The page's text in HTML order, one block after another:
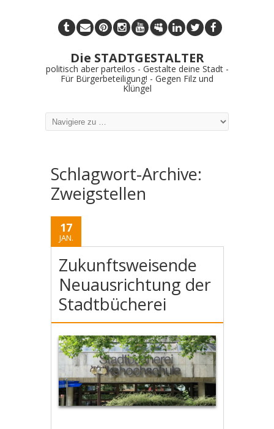
Die STADTGESTALTER
politisch aber parteilos - Gestalte deine Stadt -
Für Bürgerbeteiligung! - Gegen Filz und
Klüngel
Schlagwort-Archive:
Zweigstellen
17
JAN.
Zukunftsweisende
Neuausrichtung der
Stadtbücherei